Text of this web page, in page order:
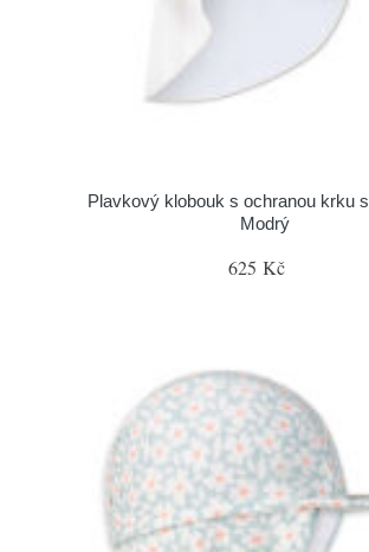
Plavkový klobouk s ochranou krku
Modrý
625 Kč